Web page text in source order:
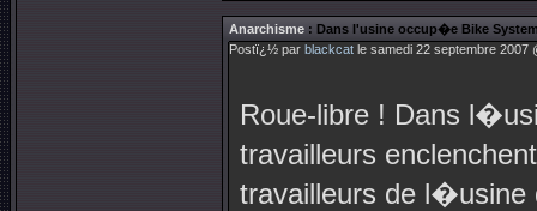
Anarchisme : Dans l'usine occup�e Bike
Postï¿½ par blackcat le samedi 22 septembre 2007
Roue-libre ! Dans
travailleurs
travailleurs de l�usine